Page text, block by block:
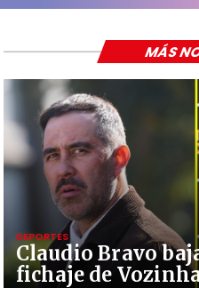
Claudio Bravo
fichaje de
DEPORTES
MÁS